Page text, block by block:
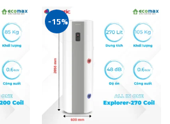
-15%